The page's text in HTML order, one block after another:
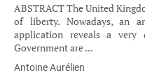
ABSTRACT The United
of liberty. Nowadays, an
application reveals a
Government are ...
Antoine Aurélien